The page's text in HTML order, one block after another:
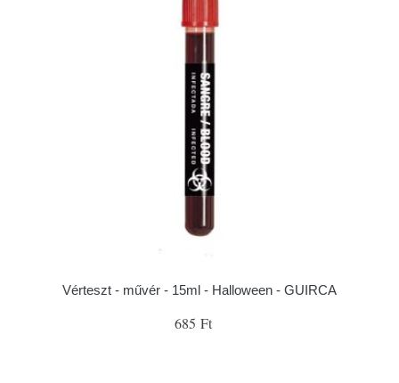
Vérteszt - művér - 15ml - Halloween - GUIRCA
685 Ft